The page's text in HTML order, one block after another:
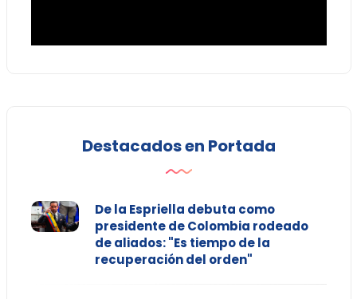
Destacados en Portada
De la Espriella debuta como
presidente de Colombia rodeado
de aliados: "Es tiempo de la
recuperación del orden"